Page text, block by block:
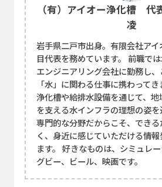
（有）アイオー浄化槽
凌
岩手県二戸市出身。有限会社ア
目代表を務めています。 前職で
エンジニアリング会社に勤務し
「水」に関わる仕事に携わってき
浄化槽や給排水設備を通じて、
を支える水インフラの理想の姿を
専門的な分野だからこそ、でき
く、身近に感じていただける情
ます。 好きなものは、シミュレ
グビー、ビール、映画です。